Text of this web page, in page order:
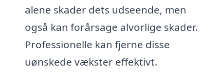
alene skader dets udseende, men
også kan forårsage alvorlige skader.
Professionelle kan fjerne disse
uønskede vækster effektivt.